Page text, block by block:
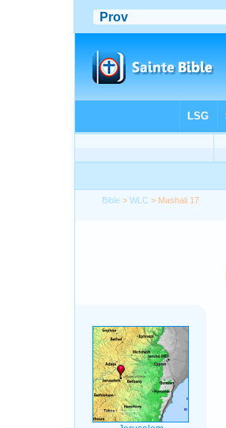
Bible >WLC > Mashali 17